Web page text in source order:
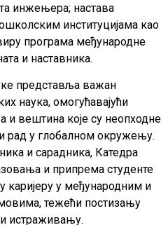
инжењера; настава
институцијама као
програма међународне
и наставника.
представља важан
наука, омогућавајући
и вештина које су неопходне
рад у глобалном окружењу.
и сарадника, Катедра
и припрема студенте
каријеру у међународним и
тежећи постизању
истраживању.